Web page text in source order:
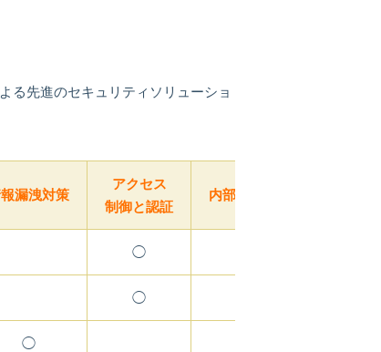
る先進のセキュリティソリューショ
漏洩対策
アクセス
制御と認証
内部統制
◯
◯
◯